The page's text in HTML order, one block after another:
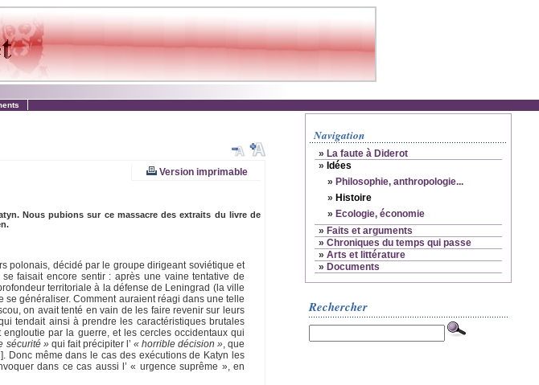
Version imprimable
Nous pubions sur ce massacre des extraits du livre de
polonais, décidé par le groupe dirigeant soviétique et
faisait encore sentir : après une vaine tentative de
territoriale à la défense de Leningrad (la ville
se généraliser. Comment auraient réagi dans une telle
on avait tenté en vain de les faire revenir sur leurs
tendait ainsi à prendre les caractéristiques brutales
par la guerre, et les cercles occidentaux qui
sécurité »qui fait précipiter l’ « horrible décision », que
]. Donc même dans le cas des exécutions de Katyn les
dans ce cas aussi l’ « urgence suprême », en
Navigation
» La faute à Diderot
» Idées
» Philosophie, anthropologie...
» Histoire
» Ecologie, économie
» Faits et arguments
» Chroniques du temps qui passe
» Arts et littérature
» Documents
Rechercher